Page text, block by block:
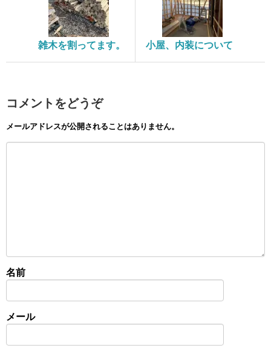
雑木を割ってます。 小屋、内装について
コメントをどうぞ
メールアドレスが公開されることはありません。
名前
メール